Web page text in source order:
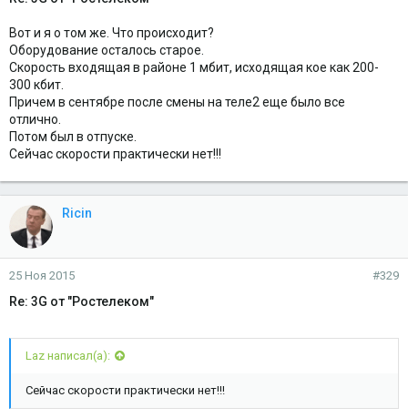
Вот и я о том же. Что происходит?
Оборудование осталось старое.
Скорость входящая в районе 1 мбит, исходящая кое как 200-
300 кбит.
Причем в сентябре после смены на теле2 еще было все
отлично.
Потом был в отпуске.
Сейчас скорости практически нет!!!
Ricin
25 Ноя 2015 #329
Re: 3G от "Ростелеком"
Laz написал(а):
Сейчас скорости практически нет!!!